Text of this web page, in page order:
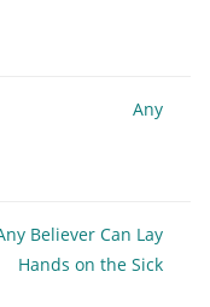
Any
Believer Can Lay
Hands on the Sick